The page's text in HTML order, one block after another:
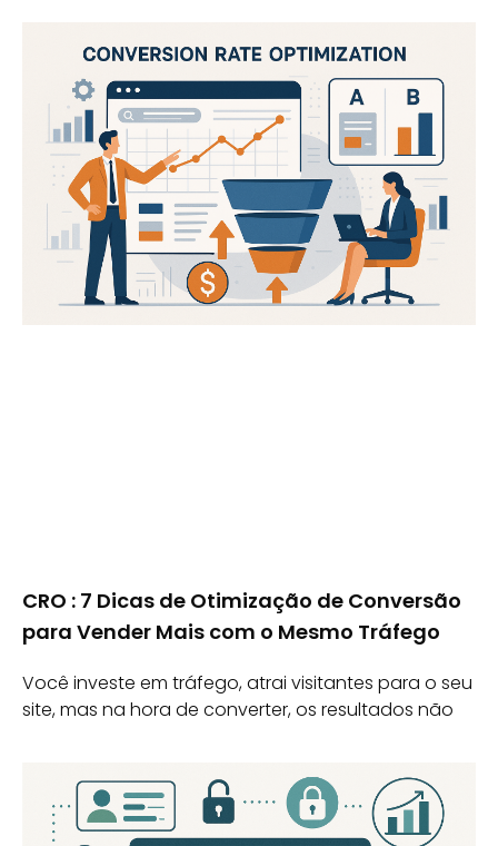
CRO : 7 Dicas de Otimização de Conversão
para Vender Mais com o Mesmo Tráfego
Você investe em tráfego, atrai visitantes para o seu
site, mas na hora de converter, os resultados não